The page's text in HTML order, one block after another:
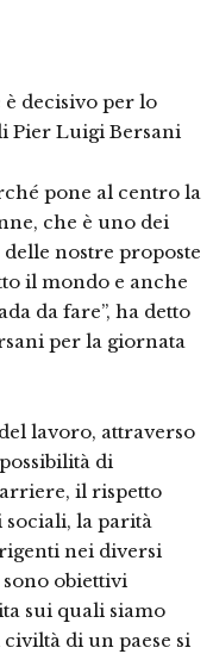
decisivo per lo
Pier Luigi Bersani
pone al centro la
che è uno dei
nostre proposte
il mondo e anche
da fare”, ha detto
per la giornata
lavoro, attraverso
di
il rispetto
la parità
nei diversi
obiettivi
sui quali siamo
di un paese si